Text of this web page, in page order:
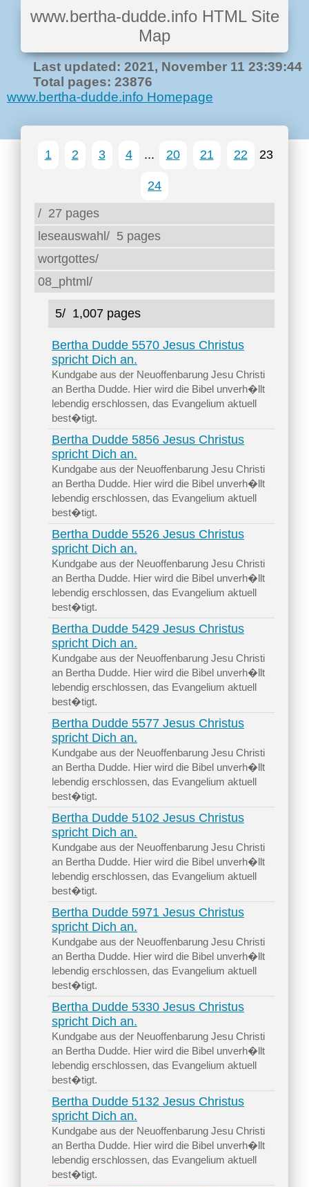
www.bertha-dudde.info HTML Site
Map
Last updated: 2021, November 11 23:39:44
Total pages: 23876
www.bertha-dudde.info Homepage
1 2 3 4 ... 20 21 22 23
24
/ 27 pages
leseauswahl/ 5 pages
wortgottes/
08_phtml/
5/ 1,007 pages
Bertha Dudde 5570 Jesus Christus
spricht Dich an.
Kundgabe aus der Neuoffenbarung Jesu Christi
an Bertha Dudde. Hier wird die Bibel unverh�llt
lebendig erschlossen, das Evangelium aktuell
best�tigt.
Bertha Dudde 5856 Jesus Christus
spricht Dich an.
Kundgabe aus der Neuoffenbarung Jesu Christi
an Bertha Dudde. Hier wird die Bibel unverh�llt
lebendig erschlossen, das Evangelium aktuell
best�tigt.
Bertha Dudde 5526 Jesus Christus
spricht Dich an.
Kundgabe aus der Neuoffenbarung Jesu Christi
an Bertha Dudde. Hier wird die Bibel unverh�llt
lebendig erschlossen, das Evangelium aktuell
best�tigt.
Bertha Dudde 5429 Jesus Christus
spricht Dich an.
Kundgabe aus der Neuoffenbarung Jesu Christi
an Bertha Dudde. Hier wird die Bibel unverh�llt
lebendig erschlossen, das Evangelium aktuell
best�tigt.
Bertha Dudde 5577 Jesus Christus
spricht Dich an.
Kundgabe aus der Neuoffenbarung Jesu Christi
an Bertha Dudde. Hier wird die Bibel unverh�llt
lebendig erschlossen, das Evangelium aktuell
best�tigt.
Bertha Dudde 5102 Jesus Christus
spricht Dich an.
Kundgabe aus der Neuoffenbarung Jesu Christi
an Bertha Dudde. Hier wird die Bibel unverh�llt
lebendig erschlossen, das Evangelium aktuell
best�tigt.
Bertha Dudde 5971 Jesus Christus
spricht Dich an.
Kundgabe aus der Neuoffenbarung Jesu Christi
an Bertha Dudde. Hier wird die Bibel unverh�llt
lebendig erschlossen, das Evangelium aktuell
best�tigt.
Bertha Dudde 5330 Jesus Christus
spricht Dich an.
Kundgabe aus der Neuoffenbarung Jesu Christi
an Bertha Dudde. Hier wird die Bibel unverh�llt
lebendig erschlossen, das Evangelium aktuell
best�tigt.
Bertha Dudde 5132 Jesus Christus
spricht Dich an.
Kundgabe aus der Neuoffenbarung Jesu Christi
an Bertha Dudde. Hier wird die Bibel unverh�llt
lebendig erschlossen, das Evangelium aktuell
best�tigt.